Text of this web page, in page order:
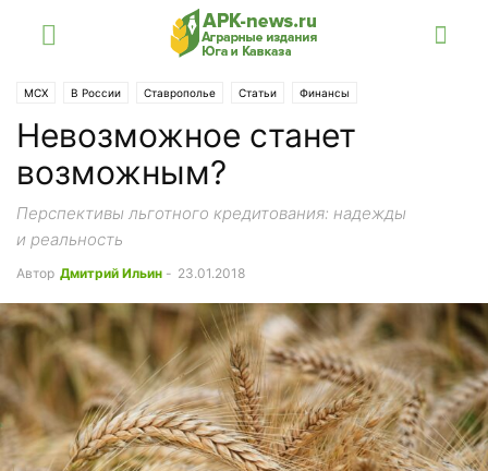
МСХ В России Ставрополье Статьи Финансы
Невозможное станет
возможным?
Перспективы льготного кредитования: надежды
и реальность
Автор Дмитрий Ильин - 23.01.2018